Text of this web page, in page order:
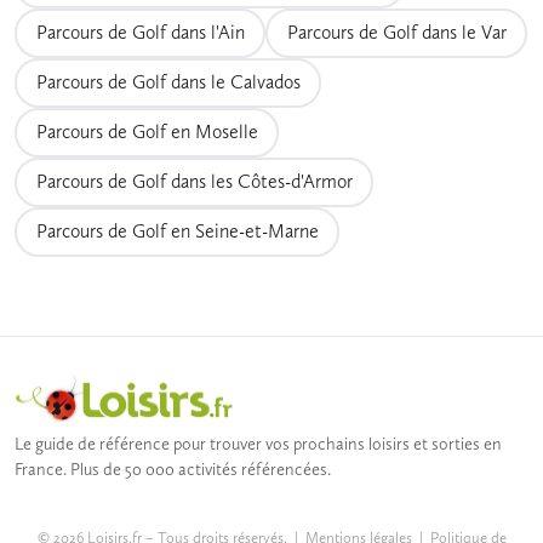
disponibles et les tarifs souvent réduits.
Parcours de Golf dans l'Ain Parcours de Golf dans le Var
Parcours de Golf dans le Calvados
Parcours de Golf en Moselle
Parcours de Golf dans les Côtes-d'Armor
Parcours de Golf en Seine-et-Marne
Le guide de référence pour trouver vos prochains loisirs et sorties en
France. Plus de 50 000 activités référencées.
© 2026 Loisirs.fr – Tous droits réservés. | Mentions légales| Politique de